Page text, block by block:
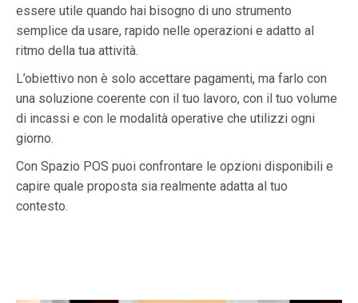
essere utile quando hai bisogno di uno strumento
semplice da usare, rapido nelle operazioni e adatto al
ritmo della tua attività.
L’obiettivo non è solo accettare pagamenti, ma farlo con
una soluzione coerente con il tuo lavoro, con il tuo volume
di incassi e con le modalità operative che utilizzi ogni
giorno.
Con Spazio POS puoi confrontare le opzioni disponibili e
capire quale proposta sia realmente adatta al tuo
contesto.